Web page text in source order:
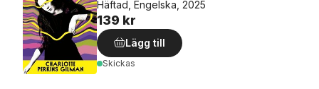
Häftad, Engelska, 2025
139 kr
Lägg till
Skickas